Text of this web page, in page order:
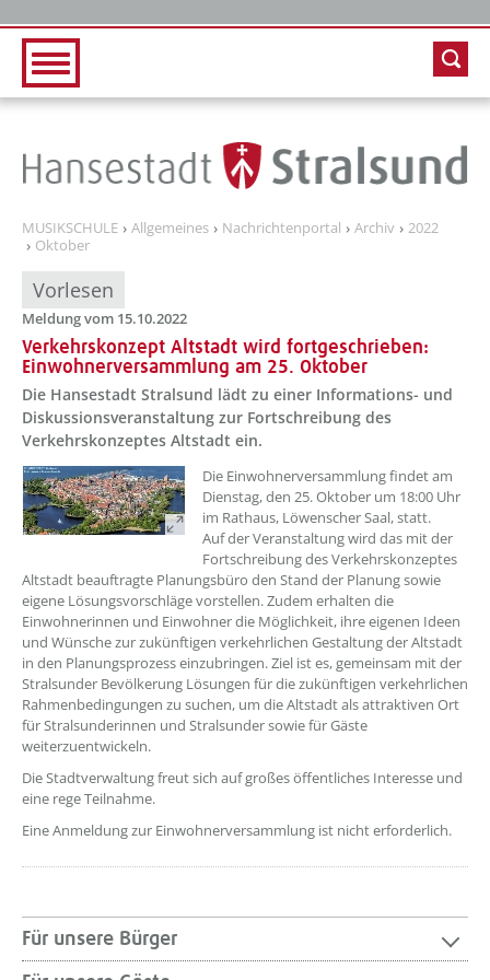
MUSIKSCHULE Allgemeines Nachrichtenportal Archiv
2022
Oktober
Vorlesen
Meldung vom 15.10.2022
Verkehrskonzept Altstadt wird fortgeschrieben:
Einwohnerversammlung am 25. Oktober
Die Hansestadt Stralsund lädt zu einer Informations- und
Diskussionsveranstaltung zur Fortschreibung des
Verkehrskonzeptes Altstadt ein.
??? absaetzeOben[1]/titel ???
Die Einwohnerversammlung findet am
Dienstag, den 25. Oktober um 18:00 Uhr
im Rathaus, Löwenscher Saal, statt.
Auf der Veranstaltung wird das mit der
Fortschreibung des Verkehrskonzeptes
Altstadt beauftragte Planungsbüro den Stand der Planung sowie
eigene Lösungsvorschläge vorstellen. Zudem erhalten die
Einwohnerinnen und Einwohner die Möglichkeit, ihre eigenen Ideen
und Wünsche zur zukünftigen verkehrlichen Gestaltung der Altstadt
in den Planungsprozess einzubringen. Ziel ist es, gemeinsam mit der
Stralsunder Bevölkerung Lösungen für die zukünftigen verkehrlichen
Rahmenbedingungen zu suchen, um die Altstadt als attraktiven Ort
für Stralsunderinnen und Stralsunder sowie für Gäste
weiterzuentwickeln.
Die Stadtverwaltung freut sich auf großes öffentliches Interesse und
eine rege Teilnahme.
Eine Anmeldung zur Einwohnerversammlung ist nicht erforderlich.
Für unsere Bürger